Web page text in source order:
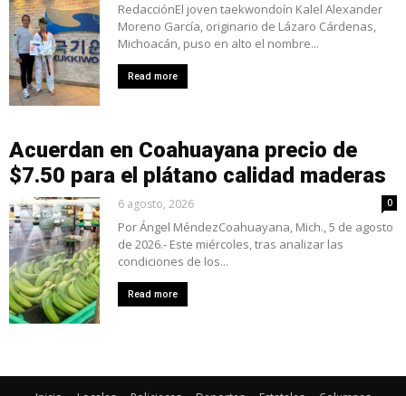
RedacciónEl joven taekwondoín Kalel Alexander
Moreno García, originario de Lázaro Cárdenas,
Michoacán, puso en alto el nombre...
Read more
Acuerdan en Coahuayana precio de
$7.50 para el plátano calidad maderas
6 agosto, 2026 0
Por Ángel MéndezCoahuayana, Mich., 5 de agosto
de 2026.- Este miércoles, tras analizar las
condiciones de los...
Read more